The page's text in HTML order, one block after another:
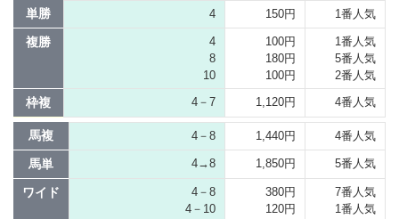
単勝 4 150円 1番人気
複勝
4
8
10
100円
180円
100円
1番人気
5番人気
2番人気
枠複 4－7 1,120円 4番人気
馬複 4－8 1,440円 4番人気
馬単 4→8 1,850円 5番人気
ワイド
4－8
4－10
380円
120円
7番人気
1番人気